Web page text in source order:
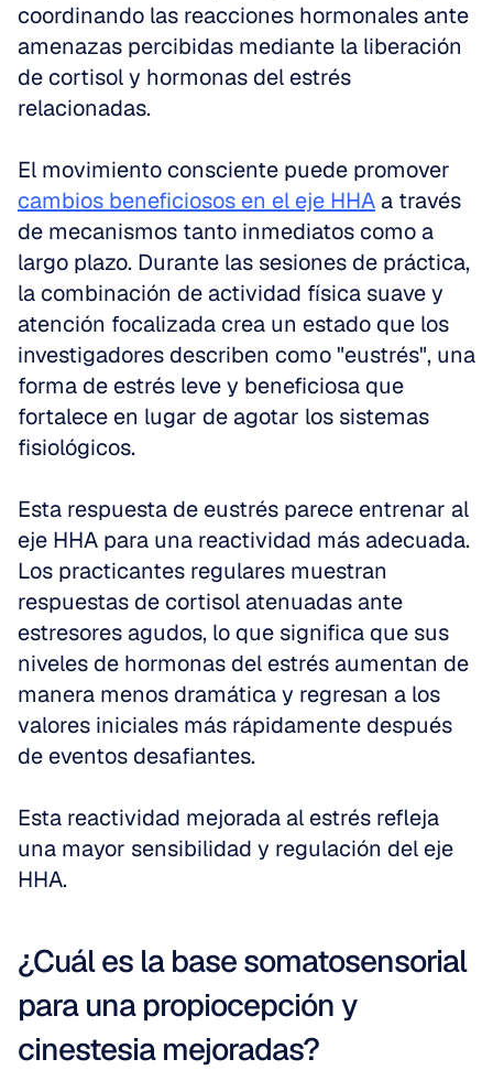
coordinando las reacciones hormonales ante
amenazas percibidas mediante la liberación
de cortisol y hormonas del estrés
relacionadas.
cambios beneficiosos en el eje HHA a través
de mecanismos tanto inmediatos como a
largo plazo. Durante las sesiones de práctica,
la combinación de actividad física suave y
atención focalizada crea un estado que los
investigadores describen como "eustrés", una
forma de estrés leve y beneficiosa que
fortalece en lugar de agotar los sistemas
fisiológicos.
Esta respuesta de eustrés parece entrenar al
eje HHA para una reactividad más adecuada.
Los practicantes regulares muestran
respuestas de cortisol atenuadas ante
estresores agudos, lo que significa que sus
niveles de hormonas del estrés aumentan de
manera menos dramática y regresan a los
valores iniciales más rápidamente después
de eventos desafiantes.
Esta reactividad mejorada al estrés refleja
una mayor sensibilidad y regulación del eje
HHA.
¿Cuál es la base somatosensorial
para una propiocepción y
cinestesia mejoradas?